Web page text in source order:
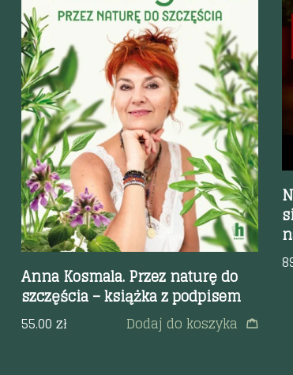
Szybki podgląd
Anna Kosmala. Przez naturę do
szczęścia – książka z podpisem
55.00 zł Dodaj do koszyka